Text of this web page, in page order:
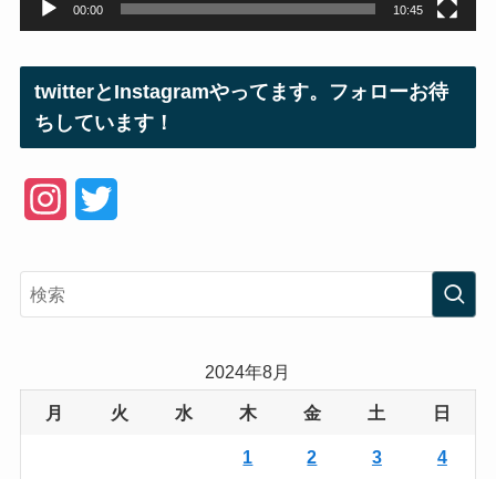
00:00 10:45
twitterとInstagramやってます。フォローお待
ちしています！
e
2024年8月
月 火 水 木 金 土 日
1 2 3 4